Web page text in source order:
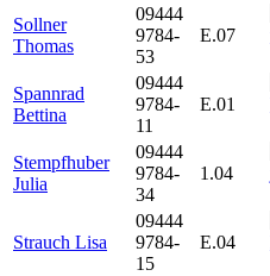
Sollner
Thomas
09444
9784-
53
E.07
Spannrad
Bettina
09444
9784-
11
E.01
Stempfhuber
Julia
09444
9784-
34
1.04
Strauch Lisa
09444
9784-
15
E.04